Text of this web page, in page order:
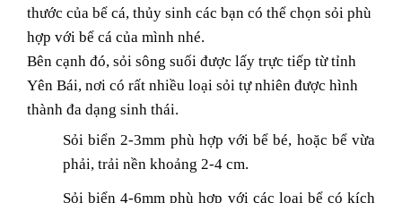
thước của bể cá, thủy sinh các bạn có thể chọn sỏi phù
hợp với bể cá của mình nhé.
Bên cạnh đó, sỏi sông suối được lấy trực tiếp từ tỉnh
Yên Bái, nơi có rất nhiều loại sỏi tự nhiên được hình
thành đa dạng sinh thái.
Sỏi biển 2-3mm phù hợp với bể bé, hoặc bể vừa
phải, trải nền khoảng 2-4 cm.
Sỏi biển 4-6mm phù hợp với các loại bể có kích